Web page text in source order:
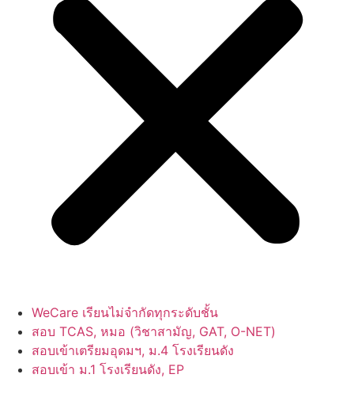
WeCare เรียนไม่จำกัดทุกระดับชั้น
สอบ TCAS, หมอ (วิชาสามัญ, GAT, O-NET)
สอบเข้าเตรียมอุดมฯ, ม.4 โรงเรียนดัง
สอบเข้า ม.1 โรงเรียนดัง, EP